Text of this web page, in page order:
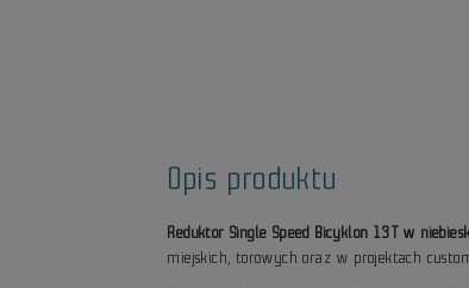
Opis produktu
Reduktor Single Speed Bicyklon 13T w
miejskich, torowych oraz w projektach